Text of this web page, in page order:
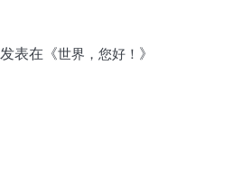
发表在《世界，您好！ 》